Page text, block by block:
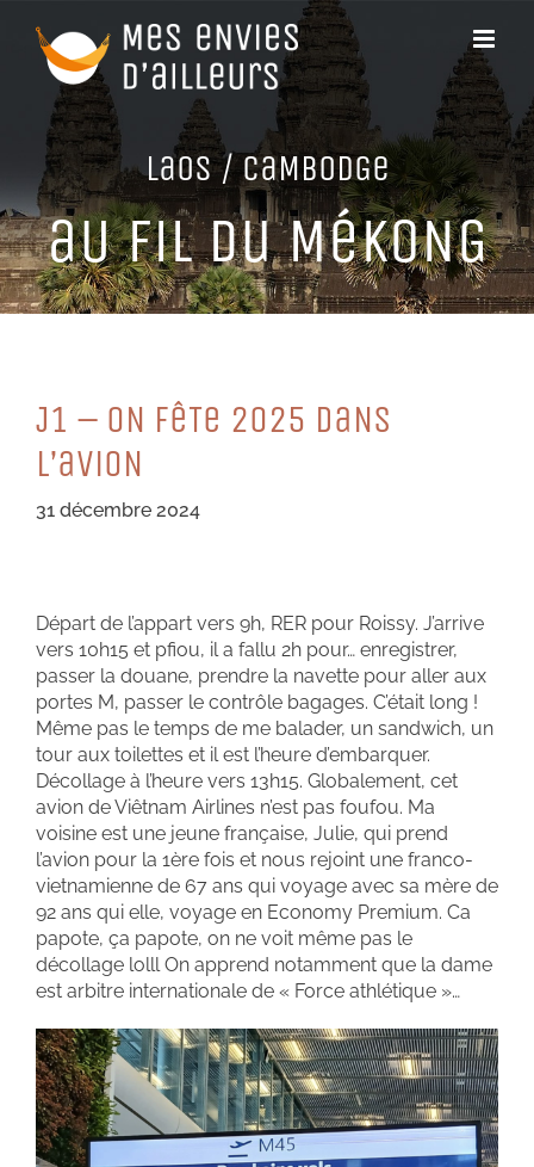
contenu
LaoS / CaMBoDGe
aU FiL Du MéKoNG
J1 – oN FêTe 2025 DaNS
L’aVioN
31 décembre 2024
Départ de l’appart vers 9h, RER pour Roissy. J’arrive
vers 10h15 et pfiou, il a fallu 2h pour… enregistrer,
passer la douane, prendre la navette pour aller aux
portes M, passer le contrôle bagages. C’était long !
Même pas le temps de me balader, un sandwich, un
tour aux toilettes et il est l’heure d’embarquer.
Décollage à l’heure vers 13h15. Globalement, cet
avion de Viêtnam Airlines n’est pas foufou. Ma
voisine est une jeune française, Julie, qui prend
l’avion pour la 1ère fois et nous rejoint une franco-
vietnamienne de 67 ans qui voyage avec sa mère de
92 ans qui elle, voyage en Economy Premium. Ca
papote, ça papote, on ne voit même pas le
décollage lolll On apprend notamment que la dame
est arbitre internationale de « Force athlétique »…